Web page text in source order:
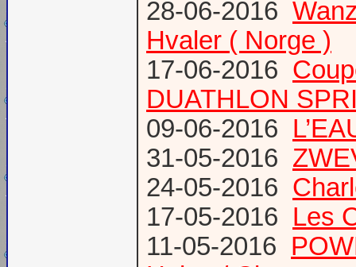
28-06-2016
Hvaler ( Norge )
17-06-2016
DUATHLON
09-06-2016
31-05-2016
24-05-2016
17-05-2016 Les
11-05-2016